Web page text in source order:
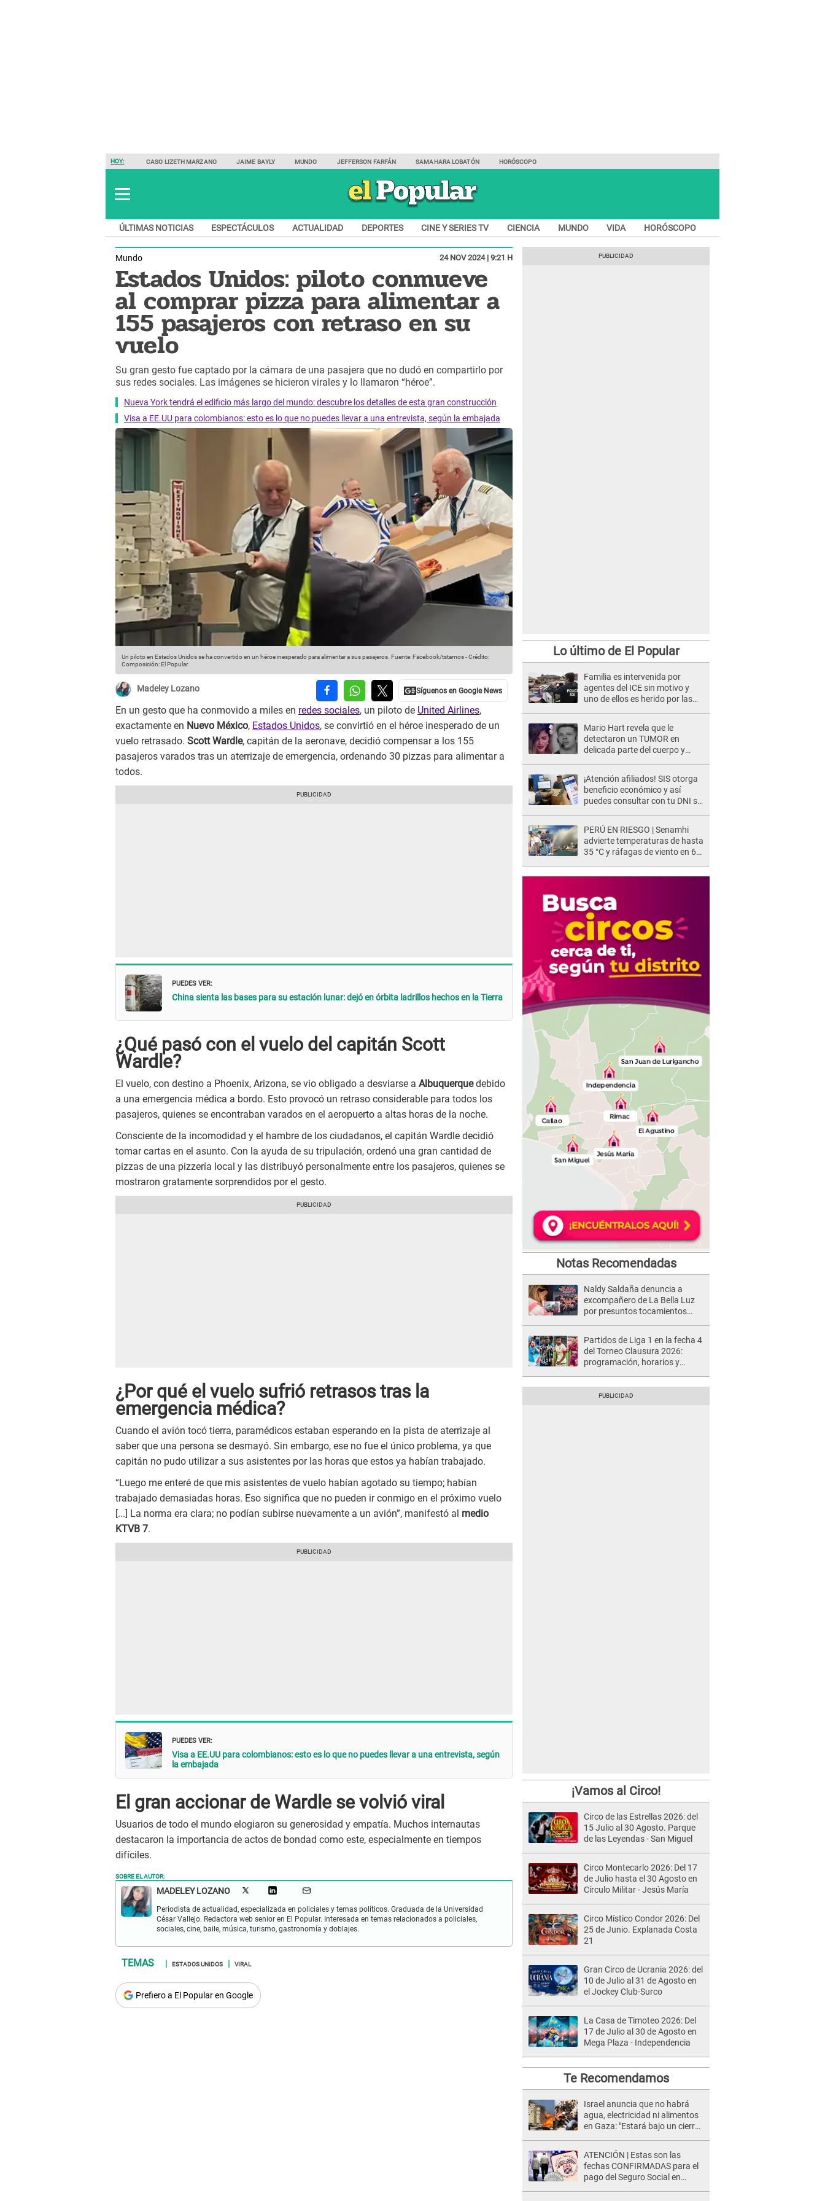
HOY: CASO LIZETH MARZANO JAIME BAYLY MUNDO JEFFERSON FARFÁN SAMAHARA LOBATÓN HORÓSCOPO
ÚLTIMAS NOTICIAS ESPECTÁCULOS ACTUALIDAD DEPORTES CINE Y SERIES TV CIENCIA MUNDO VIDA HORÓSCOPO
Mundo 24 NOV 2024 | 9:21 H
Estados Unidos: piloto conmueve
al comprar pizza para alimentar a
155 pasajeros con retraso en su
vuelo
Su gran gesto fue captado por la cámara de una pasajera que no dudó en compartirlo por
sus redes sociales. Las imágenes se hicieron virales y lo llamaron “héroe”.
Nueva York tendrá el edificio más largo del mundo: descubre los detalles de esta gran construcción
Visa a EE.UU para colombianos: esto es lo que no puedes llevar a una entrevista, según la embajada
Un piloto en Estados Unidos se ha convertido en un héroe inesperado para alimentar a sus pasajeros. Fuente: Facebook/tstamos-Crédito:
Composición: El Popular.
Madeley Lozano
En un gesto que ha conmovido a miles en redes sociales, un piloto de United Airlines,
exactamente en Nuevo México, Estados Unidos, se convirtió en el héroe inesperado de un
vuelo retrasado. Scott Wardle, capitán de la aeronave, decidió compensar a los 155
pasajeros varados tras un aterrizaje de emergencia, ordenando 30 pizzas para alimentar a
todos.
PUEDES VER:
China sienta las bases para su estación lunar: dejó en órbita ladrillos hechos en la Tierra
¿Qué pasó con el vuelo del capitán Scott
Wardle?
El vuelo, con destino a Phoenix, Arizona, se vio obligado a desviarse a Albuquerquedebido
a una emergencia médica a bordo. Esto provocó un retraso considerable para todos los
pasajeros, quienes se encontraban varados en el aeropuerto a altas horas de la noche.
Consciente de la incomodidad y el hambre de los ciudadanos, el capitán Wardle decidió
tomar cartas en el asunto. Con la ayuda de su tripulación, ordenó una gran cantidad de
pizzas de una pizzería local y las distribuyó personalmente entre los pasajeros, quienes se
mostraron gratamente sorprendidos por el gesto.
¿Por qué el vuelo sufrió retrasos tras la
emergencia médica?
Cuando el avión tocó tierra, paramédicos estaban esperando en la pista de aterrizaje al
saber que una persona se desmayó. Sin embargo, ese no fue el único problema, ya que
capitán no pudo utilizar a sus asistentes por las horas que estos ya habían trabajado.
“Luego me enteré de que mis asistentes de vuelo habían agotado su tiempo; habían
trabajado demasiadas horas. Eso significa que no pueden ir conmigo en el próximo vuelo
[...] La norma era clara; no podían subirse nuevamente a un avión”, manifestó al medio
KTVB 7.
PUEDES VER:
Visa a EE.UU para colombianos: esto es lo que no puedes llevar a una entrevista, según
la embajada
El gran accionar de Wardle se volvió viral
Usuarios de todo el mundo elogiaron su generosidad y empatía. Muchos internautas
destacaron la importancia de actos de bondad como este, especialmente en tiempos
difíciles.
SOBRE EL AUTOR:
MADELEY LOZANO
Periodista de actualidad, especializada en policiales y temas políticos. Graduada de la Universidad
César Vallejo. Redactora web senior en El Popular. Interesada en temas relacionados a policiales,
sociales, cine, baile, música, turismo, gastronomía y doblajes.
ESTADOS UNIDOS VIRAL
Prefiero a El Popular en Google
Lo último de El Popular
Familia es intervenida por
agentes del ICE sin motivo y
uno de ellos es herido por las
Mario Hart revela que le
detectaron un TUMOR en
delicada parte del cuerpo y
¡Atención afiliados! SIS otorga
beneficio económico y así
puedes consultar con tu DNI si
PERÚ EN RIESGO | Senamhi
advierte temperaturas de hasta
35 °C y ráfagas de viento en 6
Notas Recomendadas
Naldy Saldaña denuncia a
excompañero de La Bella Luz
por presuntos tocamientos
Partidos de Liga 1 en la fecha 4
del Torneo Clausura 2026:
programación, horarios y
¡Vamos al Circo!
Circo de las Estrellas 2026: del
15 Julio al 30 Agosto. Parque
de las Leyendas - San Miguel
Circo Montecarlo 2026: Del 17
de Julio hasta el 30 Agosto en
Círculo Militar - Jesús María
Circo Místico Condor 2026: Del
25 de Junio. Explanada Costa
21
Gran Circo de Ucrania 2026: del
10 de Julio al 31 de Agosto en
el Jockey Club-Surco
La Casa de Timoteo 2026: Del
17 de Julio al 30 de Agosto en
Mega Plaza - Independencia
Te Recomendamos
Israel anuncia que no habrá
agua, electricidad ni alimentos
en Gaza: "Estará bajo un cierre
ATENCIÓN | Estas son las
fechas CONFIRMADAS para el
pago del Seguro Social en